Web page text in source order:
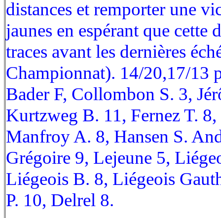
distances et remporter une
jaunes en espérant que cette
traces avant les dernières
Championnat). 14/20,17/13
Bader F, Collombon S. 3,
Kurtzweg B. 11, Fernez T.
Manfroy A. 8, Hansen S.
Grégoire 9, Lejeune 5,
Liégeois B. 8, Liégeois
P. 10, Delrel 8.